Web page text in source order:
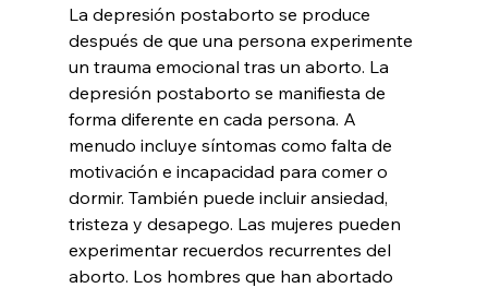
La depresión postaborto se produce
después de que una persona experimente
un trauma emocional tras un aborto. La
depresión postaborto se manifiesta de
forma diferente en cada persona. A
menudo incluye síntomas como falta de
motivación e incapacidad para comer o
dormir. También puede incluir ansiedad,
tristeza y desapego. Las mujeres pueden
experimentar recuerdos recurrentes del
aborto. Los hombres que han abortado